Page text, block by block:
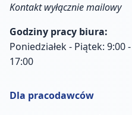
Kontakt wyłącznie mailowy
Godziny pracy biura:
Poniedziałek - Piątek: 9:00 -
17:00
Dla pracodawców